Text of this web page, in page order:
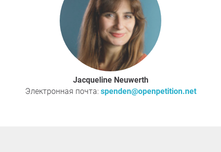
Jacqueline Neuwerth
Электронная почта: spenden@openpetition.net